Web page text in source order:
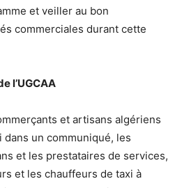
et veiller au bon
commerciales durant cette
l’UGCAA
et artisans algériens
dans un communiqué, les
et les prestataires de services,
et les chauffeurs de taxi à